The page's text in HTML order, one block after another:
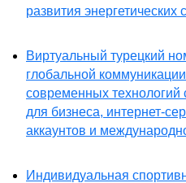
развития энергетических
Виртуальный турецкий
глобальной
современных технологий
для бизнеса, интернет-
аккаунтов и
Индивидуальная